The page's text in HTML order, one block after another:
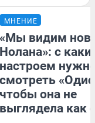
МНЕНИЕ
«Мы видим
Нолана»: с
настроем
смотреть
чтобы она не
выглядела как